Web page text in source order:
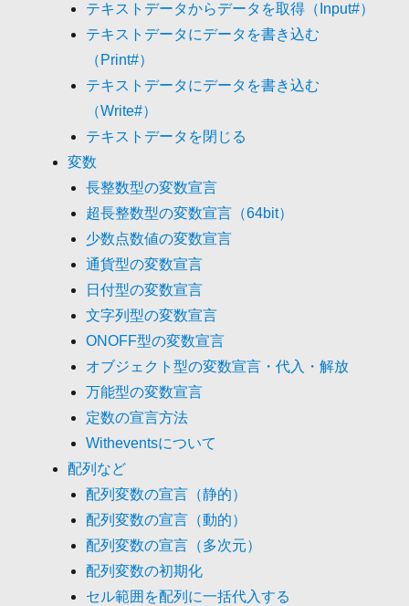
テキストデータからデータを取得（Input#）
テキストデータにデータを書き込む
（Print#）
テキストデータにデータを書き込む
（Write#）
テキストデータを閉じる
変数
長整数型の変数宣言
超長整数型の変数宣言（64bit）
少数点数値の変数宣言
通貨型の変数宣言
日付型の変数宣言
文字列型の変数宣言
ONOFF型の変数宣言
オブジェクト型の変数宣言・代入・解放
万能型の変数宣言
定数の宣言方法
Witheventsについて
配列など
配列変数の宣言（静的）
配列変数の宣言（動的）
配列変数の宣言（多次元）
配列変数の初期化
セル範囲を配列に一括代入する